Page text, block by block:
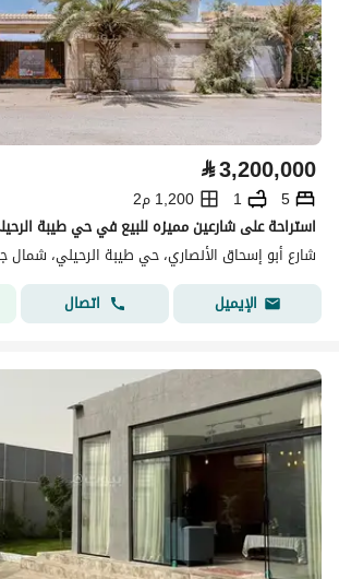
⃁3,200,000
5
1
1,200 م2
استراحة على شارعين مميزه للبيع في حي طيبة
شارع أبو إسحاق الأنصاري، حي طيبة الرحيلي، شمال
الإيميل
اتصال